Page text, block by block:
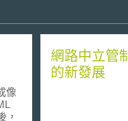
像
，
網路中立管
的新發展